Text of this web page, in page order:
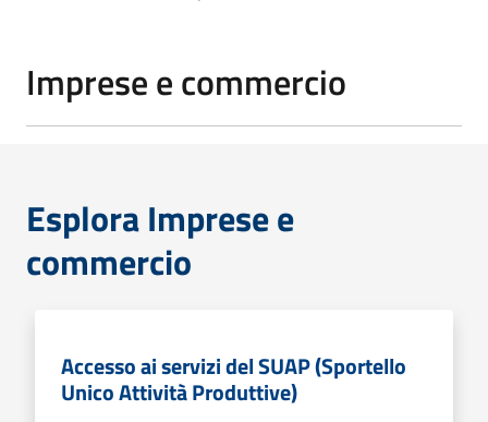
Imprese e commercio
Esplora Imprese e
commercio
Accesso ai servizi del SUAP (Sportello
Unico Attività Produttive)